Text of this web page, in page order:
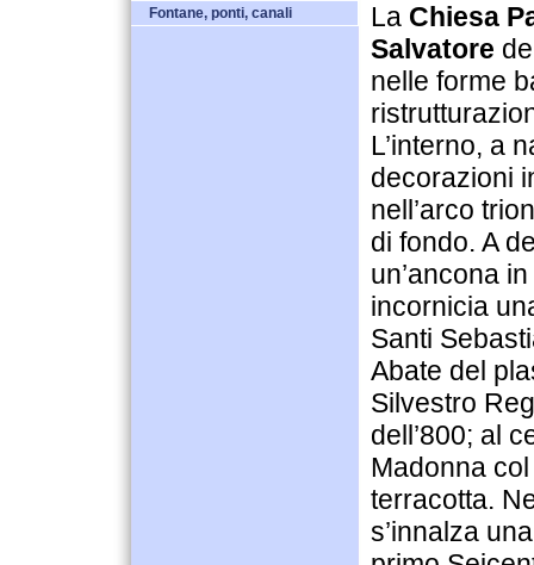
Fontane, ponti, canali
La Chiesa
Salvatore
nelle forme
L’interno, a
decorazioni
nell’arco
di fondo. A
un’ancona
incornicia
Santi
Abate del
Silvestro
dell’800; al
Madonna
terracotta.
s’innalza